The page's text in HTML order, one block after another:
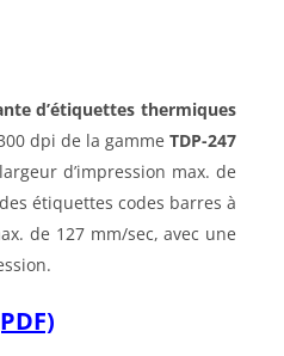
d’étiquettes thermiques
dpi de la gamme TDP-247
d’impression max. de
étiquettes codes barres à
de 127 mm/sec, avec une